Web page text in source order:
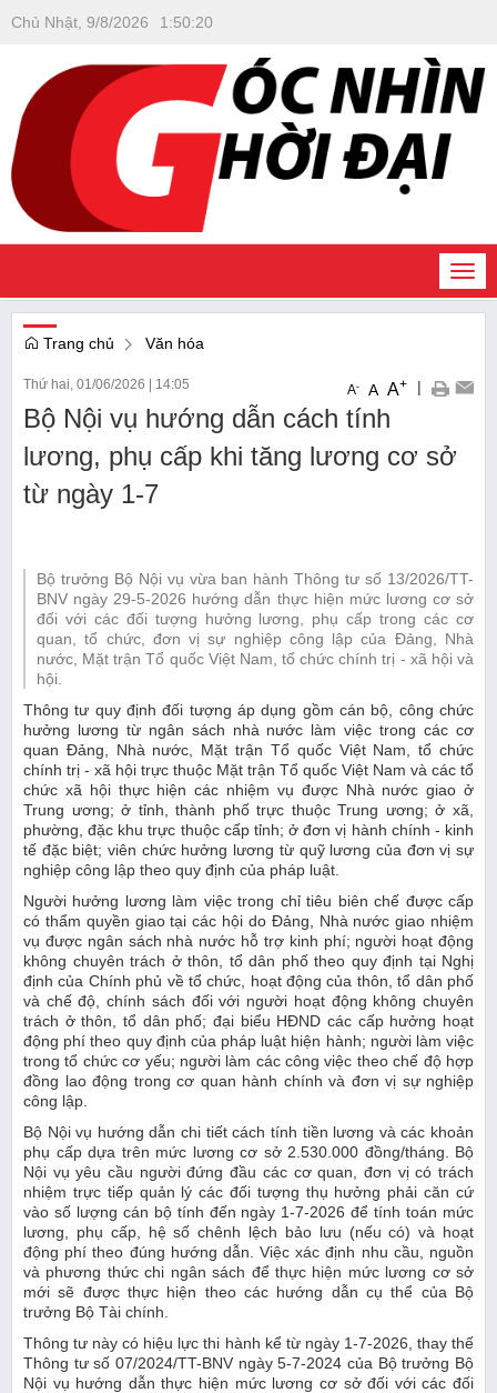
Chủ Nhật, 9/8/2026 1 :50:20
Trang chủ Văn hóa
Thứ hai, 01/06/2026 14:05 A- A A+ |
Bộ Nội vụ hướng dẫn cách tính
lương, phụ cấp khi tăng lương cơ sở
từ ngày 1-7
Bộ trưởng Bộ Nội vụ vừa ban hành Thông tư số 13/2026/TT-
BNV ngày 29-5-2026 hướng dẫn thực hiện mức lương cơ sở
đối với các đối tượng hưởng lương, phụ cấp trong các cơ
quan, tổ chức, đơn vị sự nghiệp công lập của Đảng, Nhà
nước, Mặt trận Tổ quốc Việt Nam, tổ chức chính trị - xã hội và
hội.
Thông tư quy định đối tượng áp dụng gồm cán bộ, công chức
hưởng lương từ ngân sách nhà nước làm việc trong các cơ
quan Đảng, Nhà nước, Mặt trận Tổ quốc Việt Nam, tổ chức
chính trị - xã hội trực thuộc Mặt trận Tổ quốc Việt Nam và các tổ
chức xã hội thực hiện các nhiệm vụ được Nhà nước giao ở
Trung ương; ở tỉnh, thành phố trực thuộc Trung ương; ở xã,
phường, đặc khu trực thuộc cấp tỉnh; ở đơn vị hành chính - kinh
tế đặc biệt; viên chức hưởng lương từ quỹ lương của đơn vị sự
nghiệp công lập theo quy định của pháp luật.
Người hưởng lương làm việc trong chỉ tiêu biên chế được cấp
có thẩm quyền giao tại các hội do Đảng, Nhà nước giao nhiệm
vụ được ngân sách nhà nước hỗ trợ kinh phí; người hoạt động
không chuyên trách ở thôn, tổ dân phố theo quy định tại Nghị
định của Chính phủ về tổ chức, hoạt động của thôn, tổ dân phố
và chế độ, chính sách đối với người hoạt động không chuyên
trách ở thôn, tổ dân phố; đại biểu HĐND các cấp hưởng hoạt
động phí theo quy định của pháp luật hiện hành; người làm việc
trong tổ chức cơ yếu; người làm các công việc theo chế độ hợp
đồng lao động trong cơ quan hành chính và đơn vị sự nghiệp
công lập.
Bộ Nội vụ hướng dẫn chi tiết cách tính tiền lương và các khoản
phụ cấp dựa trên mức lương cơ sở 2.530.000 đồng/tháng. Bộ
Nội vụ yêu cầu người đứng đầu các cơ quan, đơn vị có trách
nhiệm trực tiếp quản lý các đối tượng thụ hưởng phải căn cứ
vào số lượng cán bộ tính đến ngày 1-7-2026 để tính toán mức
lương, phụ cấp, hệ số chênh lệch bảo lưu (nếu có) và hoạt
động phí theo đúng hướng dẫn. Việc xác định nhu cầu, nguồn
và phương thức chi ngân sách để thực hiện mức lương cơ sở
mới sẽ được thực hiện theo các hướng dẫn cụ thể của Bộ
trưởng Bộ Tài chính.
Thông tư này có hiệu lực thi hành kể từ ngày 1-7-2026, thay thế
Thông tư số 07/2024/TT-BNV ngày 5-7-2024 của Bộ trưởng Bộ
Nội vụ hướng dẫn thực hiện mức lương cơ sở đối với các đối